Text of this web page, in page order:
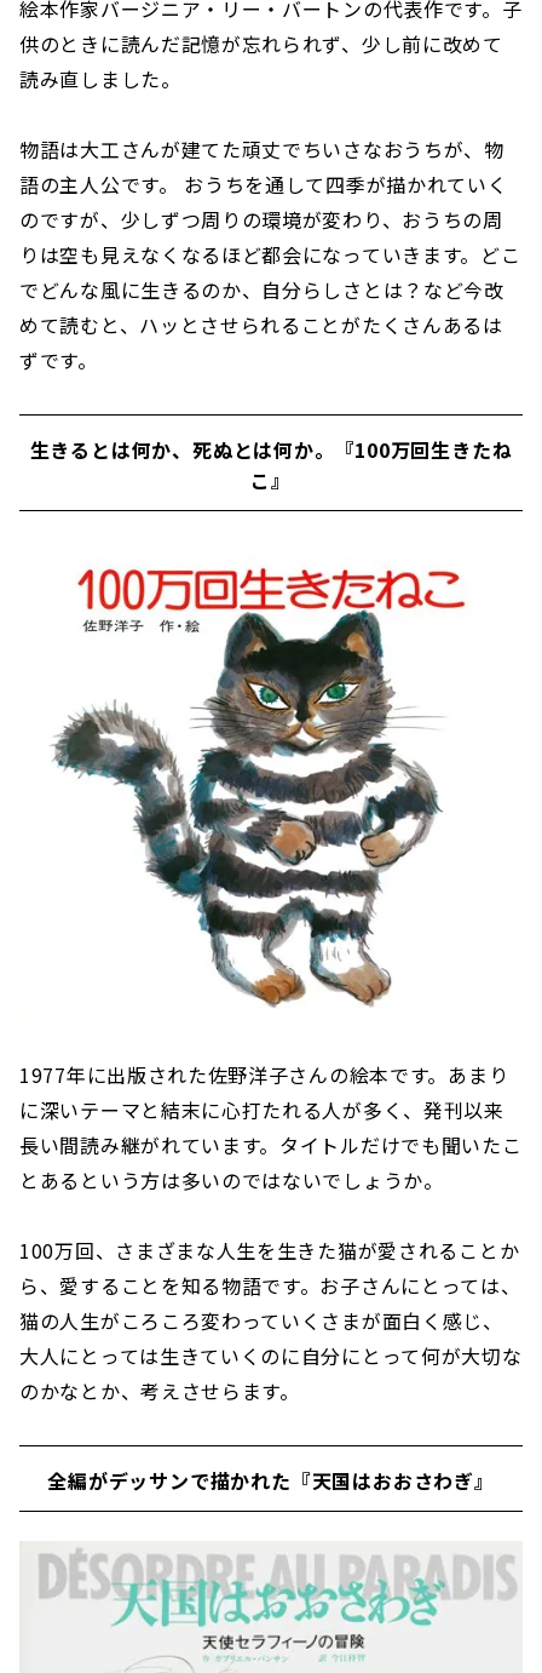
絵本作家バージニア・リー・バートンの代表作です。子
供のときに読んだ記憶が忘れられず、少し前に改めて
読み直しました。
物語は大工さんが建てた頑丈でちいさなおうちが、物
語の主人公です。 おうちを通して四季が描かれていく
のですが、少しずつ周りの環境が変わり、おうちの周
りは空も見えなくなるほど都会になっていきます。どこ
でどんな風に生きるのか、自分らしさとは？など今改
めて読むと、ハッとさせられることがたくさんあるは
ずです。
生きるとは何か、死ぬとは何か。『100万回生きたね
こ』
1977年に出版された佐野洋子さんの絵本です。あまり
に深いテーマと結末に心打たれる人が多く、発刊以来
長い間読み継がれています。タイトルだけでも聞いたこ
とあるという方は多いのではないでしょうか。
100万回、さまざまな人生を生きた猫が愛されることか
ら、愛することを知る物語です。お子さんにとっては、
猫の人生がころころ変わっていくさまが面白く感じ、
大人にとっては生きていくのに自分にとって何が大切な
のかなとか、考えさせらます。
全編がデッサンで描かれた『天国はおおさわぎ』